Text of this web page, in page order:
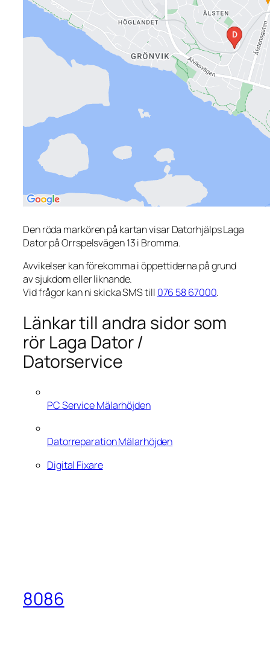
Den röda markören på kartan visar Datorhjälps Laga
Dator på Orrspelsvägen 13 i Bromma.
Avvikelser kan förekomma i öppettiderna på grund
av sjukdom eller liknande.
Vid frågor kan ni skicka SMS till 076 58 67000.
Länkar till andra sidor som
rör Laga Dator /
Datorservice
PC Service Mälarhöjden
Datorreparation Mälarhöjden
Digital Fixare
8086